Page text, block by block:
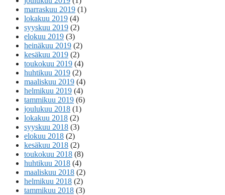
marraskuu 2019 (1)
lokakuu 2019 (4)
syyskuu 2019 (2)
elokuu 2019 (3)
heinäkuu 2019 (2)
kesäkuu 2019 (2)
toukokuu 2019 (4)
huhtikuu 2019 (2)
maaliskuu 2019 (4)
helmikuu 2019 (4)
tammikuu 2019 (6)
joulukuu 2018 (1)
lokakuu 2018 (2)
syyskuu 2018 (3)
elokuu 2018 (2)
kesäkuu 2018 (2)
toukokuu 2018 (8)
huhtikuu 2018 (4)
maaliskuu 2018 (2)
helmikuu 2018 (2)
tammikuu 2018 (3)